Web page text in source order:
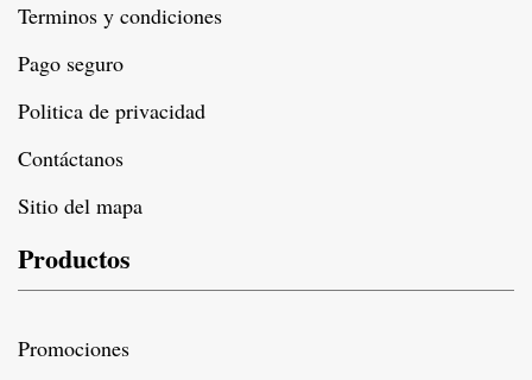
Terminos y condiciones
Pago seguro
Politica de privacidad
Contáctanos
Sitio del mapa
Productos
Promociones